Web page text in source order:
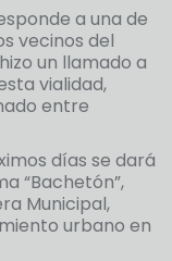
a una de
vecinos del
un llamado a
vialidad,
entre
días se dará
“Bachetón”,
Municipal,
urbano en